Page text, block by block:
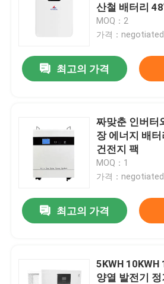
산철 배터리
니다
MOQ：2
가격：
최고의 가격
짜맞춘 인버터
장 에너지 배
건전지 팩
MOQ：1
가격：
최고의 가격
5KWH 10KWH
양열 발전기